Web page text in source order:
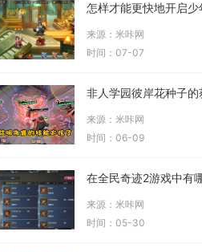
来源：米咔网
时间：07-07
来源：米咔网
时间：06-09
在全民奇迹2游戏中有
来源：米咔网
时间：05-30